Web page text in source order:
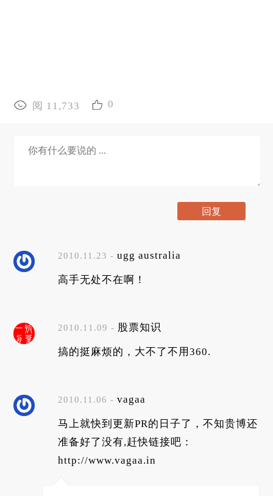
阅 11,733 0
2010.11.23 - ugg australia
高手无处不在啊！
2010.11.09 - 股票知识
搞的挺麻烦的，大不了不用360.
2010.11.06 - vagaa
马上就快到更新PR的日子了，不知贵博还
准备好了没有,赶快链接吧：
http://www.vagaa.in